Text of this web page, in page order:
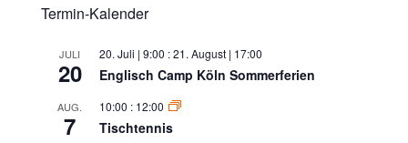
Termin-Kalender
JULI
20
20. Juli | 9:00 :21. August | 17:00
Englisch Camp Köln Sommerferien
AUG.
7
10:00 : 12:00
Tischtennis